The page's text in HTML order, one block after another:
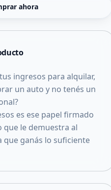
ahora
ingresos para alquilar,
un auto y no tenés un
es ese papel firmado
le demuestra al
que ganás lo suficiente